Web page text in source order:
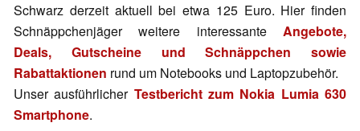
Schwarz derzeit aktuell bei etwa 125 Euro. Hier finden
Schnäppchenjäger weitere interessante Angebote,
Deals, Gutscheine und Schnäppchen sowie
Rabattaktionen rund um Notebooks und Laptopzubehör.
Unser ausführlicher Testbericht zum Nokia Lumia 630
Smartphone.